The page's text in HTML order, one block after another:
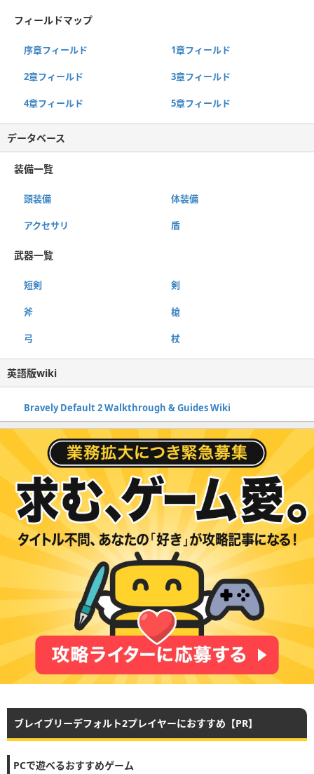
フィールドマップ
序章フィールド 1章フィールド
2章フィールド 3章フィールド
4章フィールド 5章フィールド
データベース
装備一覧
頭装備 体装備
アクセサリ 盾
武器一覧
短剣 剣
斧 槍
弓 杖
英語版wiki
Bravely Default 2 Walkthrough & Guides Wiki
ブレイブリーデフォルト2プレイヤーにおすすめ【PR】
PCで遊べるおすすめゲーム